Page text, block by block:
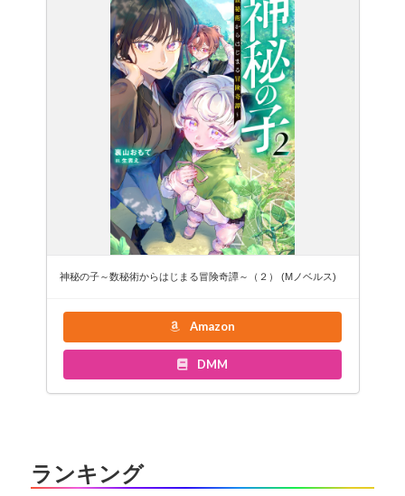
神秘の子～数秘術からはじまる冒険奇譚～（２） (Mノベルス)
Amazon
DMM
ランキング